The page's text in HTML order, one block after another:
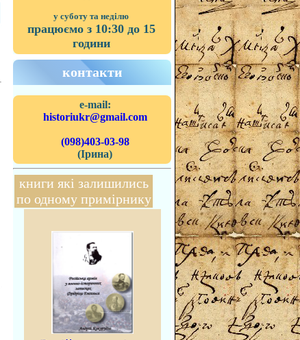
у суботу та неділю
працюємо з 10:30 до 15
години
контакти
e-mail:
historiukr@gmail.com
(098)403-03-98
(Ірина)
книги які залишились
по одному примірнику